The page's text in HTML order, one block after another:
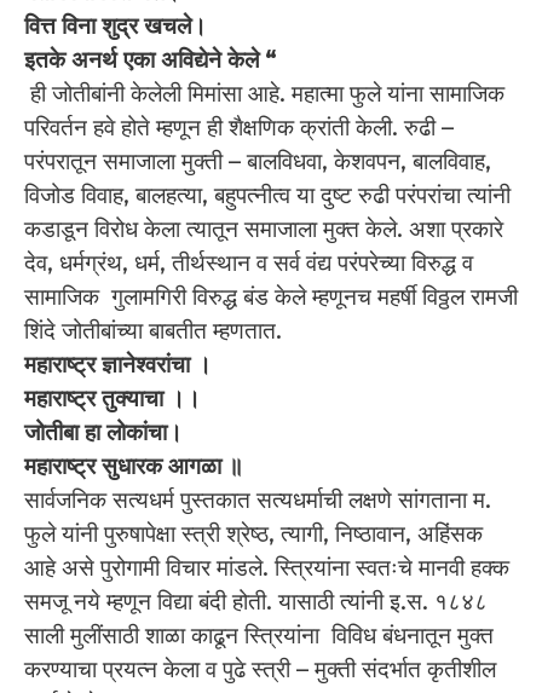
वित्त विना शुद्र खचले।
इतके अनर्थ एका अविद्येने केले “
ही जोतीबांनी केलेली मिमांसा आहे. महात्मा फुले यांना सामाजिक
परिवर्तन हवे होते म्हणून ही शैक्षणिक क्रांती केली. रुढी –
परंपरातून समाजाला मुक्ती – बालविधवा, केशवपन, बालविवाह,
विजोड विवाह, बालहत्या, बहुपत्नीत्व या दुष्ट रुढी परंपरांचा त्यांनी
कडाडून विरोध केला त्यातून समाजाला मुक्त केले. अशा प्रकारे
देव, धर्मग्रंथ, धर्म, तीर्थस्थान व सर्व वंद्य परंपरेच्या विरुद्ध व
सामाजिक गुलामगिरी विरुद्ध बंड केले म्हणूनच महर्षी विठ्ठल रामजी
शिंदे जोतीबांच्या बाबतीत म्हणतात.
महाराष्ट्र ज्ञानेश्वरांचा ।
महाराष्ट्र तुक्याचा ।।
जोतीबा हा लोकांचा।
महाराष्ट्र सुधारक आगळा ॥
सार्वजनिक सत्यधर्म पुस्तकात सत्यधर्माची लक्षणे सांगताना म.
फुले यांनी पुरुषापेक्षा स्त्री श्रेष्ठ, त्यागी, निष्ठावान, अहिंसक
आहे असे पुरोगामी विचार मांडले. स्त्रियांना स्वतःचे मानवी हक्क
समजू नये म्हणून विद्या बंदी होती. यासाठी त्यांनी इ.स. १८४८
साली मुलींसाठी शाळा काढून स्त्रियांना विविध बंधनातून मुक्त
करण्याचा प्रयत्न केला व पुढे स्त्री – मुक्ती संदर्भात कृतीशील